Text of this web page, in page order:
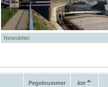
Newsletter
Pegelnummer km